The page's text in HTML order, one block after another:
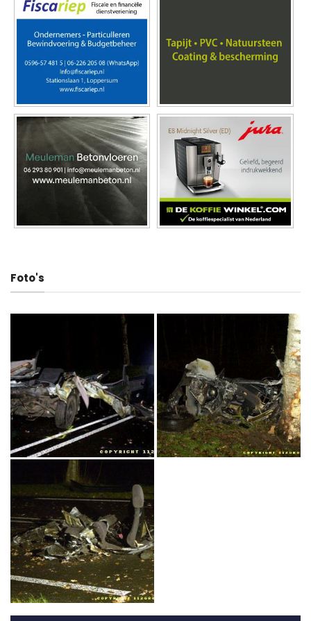
Foto's